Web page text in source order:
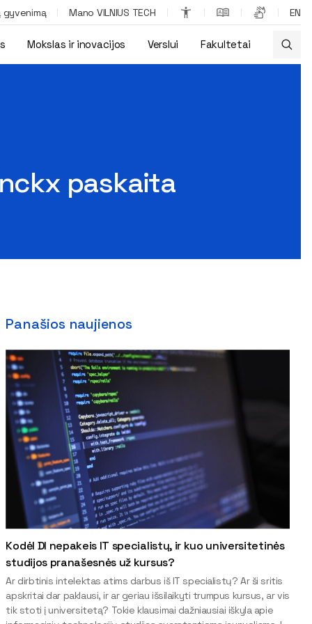
gyvenimą Mano VILNIUS TECH EN
Mokslas ir inovacijos Verslui Fakultetai
paskaita
Panašios naujienos
Kodėl DI nepakeis IT specialistų, ir kuo universitetinės
studijos pranašesnės už kursus?
Ar dirbtinis intelektas atims darbus iš IT specialistų? Ar ši sritis
apskritai dar paklausi, ir ar geriau išsilaikyti trumpus kursus, ar vis
tik stoti į universitetą? Tokie klausimai dažniausiai iškyla apie